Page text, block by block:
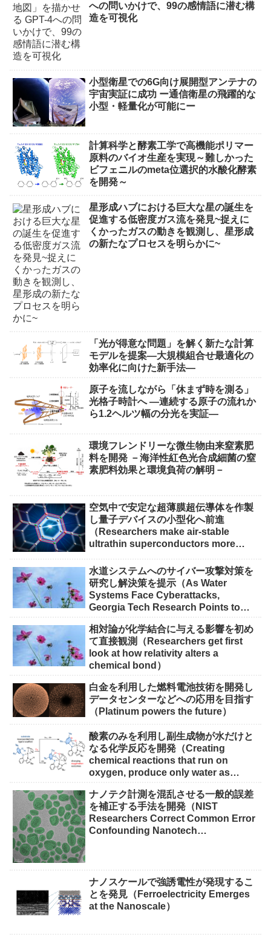
への問いかけで、99の感情語に潜む構
造を可視化
小型衛星での6G向け展開型アンテナの
宇宙実証に成功 ー通信衛星の飛躍的な
小型・軽量化が可能にー
計算科学と酵素工学で高機能ポリマー
原料のバイオ生産を実現～難しかった
ビフェニルのmeta位選択的水酸化酵素
を開発～
星形成ハブにおける巨大な星の誕生を
促進する低密度ガス流を発見~捉えに
くかったガスの動きを観測し、星形成
の新たなプロセスを明らかに~
「光が得意な問題」を解く新たな計算
モデルを提案―大規模組合せ最適化の
効率化に向けた新手法―
原子を流しながら「休まず時を測る」
光格子時計へ ―連続する原子の流れか
ら1.2ヘルツ幅の分光を実証―
環境フレンドリーな微生物由来窒素肥
料を開発 －海洋性紅色光合成細菌の窒
素肥料効果と環境負荷の解明－
空気中で安定な超薄膜超伝導体を作製
し量子デバイスの小型化へ前進
（Researchers make air-stable
ultrathin superconductors more
水道システムへのサイバー攻撃対策を
研究し解決策を提示（As Water
Systems Face Cyberattacks,
Georgia Tech Research Points to
相対論が化学結合に与える影響を初め
て直接観測（Researchers get first
look at how relativity alters a
chemical bond）
白金を利用した燃料電池技術を開発し
データセンターなどへの応用を目指す
（Platinum powers the future）
酸素のみを利用し副生成物が水だけと
なる化学反応を開発（Creating
chemical reactions that run on
oxygen, produce only water as
ナノテク計測を混乱させる一般的誤差
を補正する手法を開発（NIST
Researchers Correct Common Error
Confounding Nanotech
ナノスケールで強誘電性が発現するこ
とを発見（Ferroelectricity Emerges
at the Nanoscale）